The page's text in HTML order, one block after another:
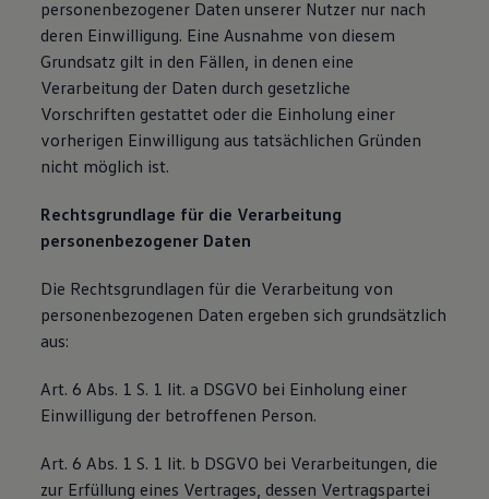
personenbezogener Daten unserer Nutzer nur nach
deren Einwilligung. Eine Ausnahme von diesem
Grundsatz gilt in den Fällen, in denen eine
Verarbeitung der Daten durch gesetzliche
Vorschriften gestattet oder die Einholung einer
vorherigen Einwilligung aus tatsächlichen Gründen
nicht möglich ist.
Rechtsgrundlage für die Verarbeitung
personenbezogener Daten
Die Rechtsgrundlagen für die Verarbeitung von
personenbezogenen Daten ergeben sich grundsätzlich
aus:
Art. 6 Abs. 1 S. 1 lit. a DSGVO bei Einholung einer
Einwilligung der betroffenen Person.
Art. 6 Abs. 1 S. 1 lit. b DSGVO bei Verarbeitungen, die
zur Erfüllung eines Vertrages, dessen Vertragspartei